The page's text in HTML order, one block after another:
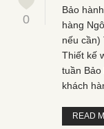
0
Bảo
hàng
nếu cần)
Thiết kế
tuần Bảo
khách
READ